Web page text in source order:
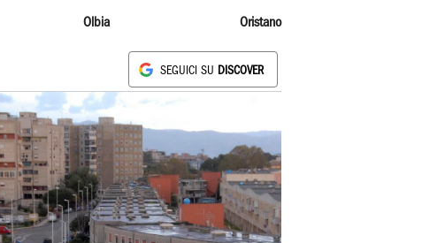
Olbia Oristano
SEGUICI SU DISCOVER